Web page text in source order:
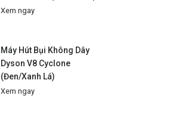
Xem ngay
Máy Hút Bụi Không Dây
Dyson V8 Cyclone
(Đen/Xanh Lá)
Xem ngay